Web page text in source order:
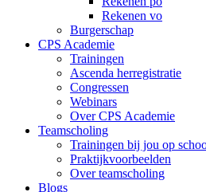
Rekenen vo
Burgerschap
CPS Academie
Trainingen
Ascenda herregistratie
Congressen
Webinars
Over CPS Academie
Teamscholing
Trainingen bij jou op
Praktijkvoorbeelden
Over teamscholing
Blogs